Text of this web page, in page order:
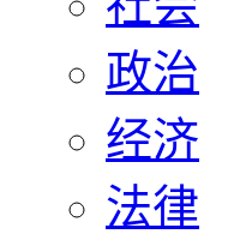
政治
经济
法律